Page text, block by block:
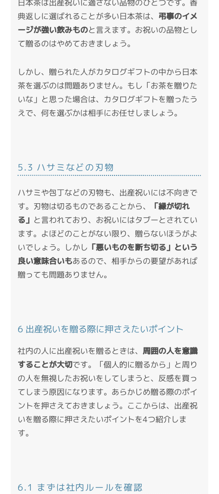
日本茶は出産祝いに適さない品物のひとつです。香
典返しに選ばれることが多い日本茶は、 弔事のイメ
ージが強い飲みものと言えます。お祝いの品物とし
て贈るのはやめておきましょう。
しかし、贈られた人がカタログギフトの中から日本
茶を選ぶのは問題ありません。もし「お茶を贈りた
いな」と思った場合は、カタログギフトを贈ったう
えで、何を選ぶかは相手にお任せしましょう。
5.3 ハサミなどの刃物
ハサミや包丁などの刃物も、出産祝いには不向きで
す。刃物は切るものであることから、 「縁が切れ
る」 と言われており、お祝いにはタブーとされてい
ます。よほどのことがない限り、贈らないほうがよ
いでしょう。しかし 「悪いものを断ち切る」という
良い意味合いもあるので、相手からの要望があれば
贈っても問題ありません。
6 出産祝いを贈る際に押さえたいポイント
社内の人に出産祝いを贈るときは、周囲の人を意識
することが大切です。「個人的に贈るから」と周り
の人を無視したお祝いをしてしまうと、反感を買っ
てしまう原因になります。あらかじめ贈る際のポイ
ントを押さえておきましょう。ここからは、出産祝
いを贈る際に押さえたいポイントを4つ紹介しま
す。
6.1 まずは社内ルールを確認